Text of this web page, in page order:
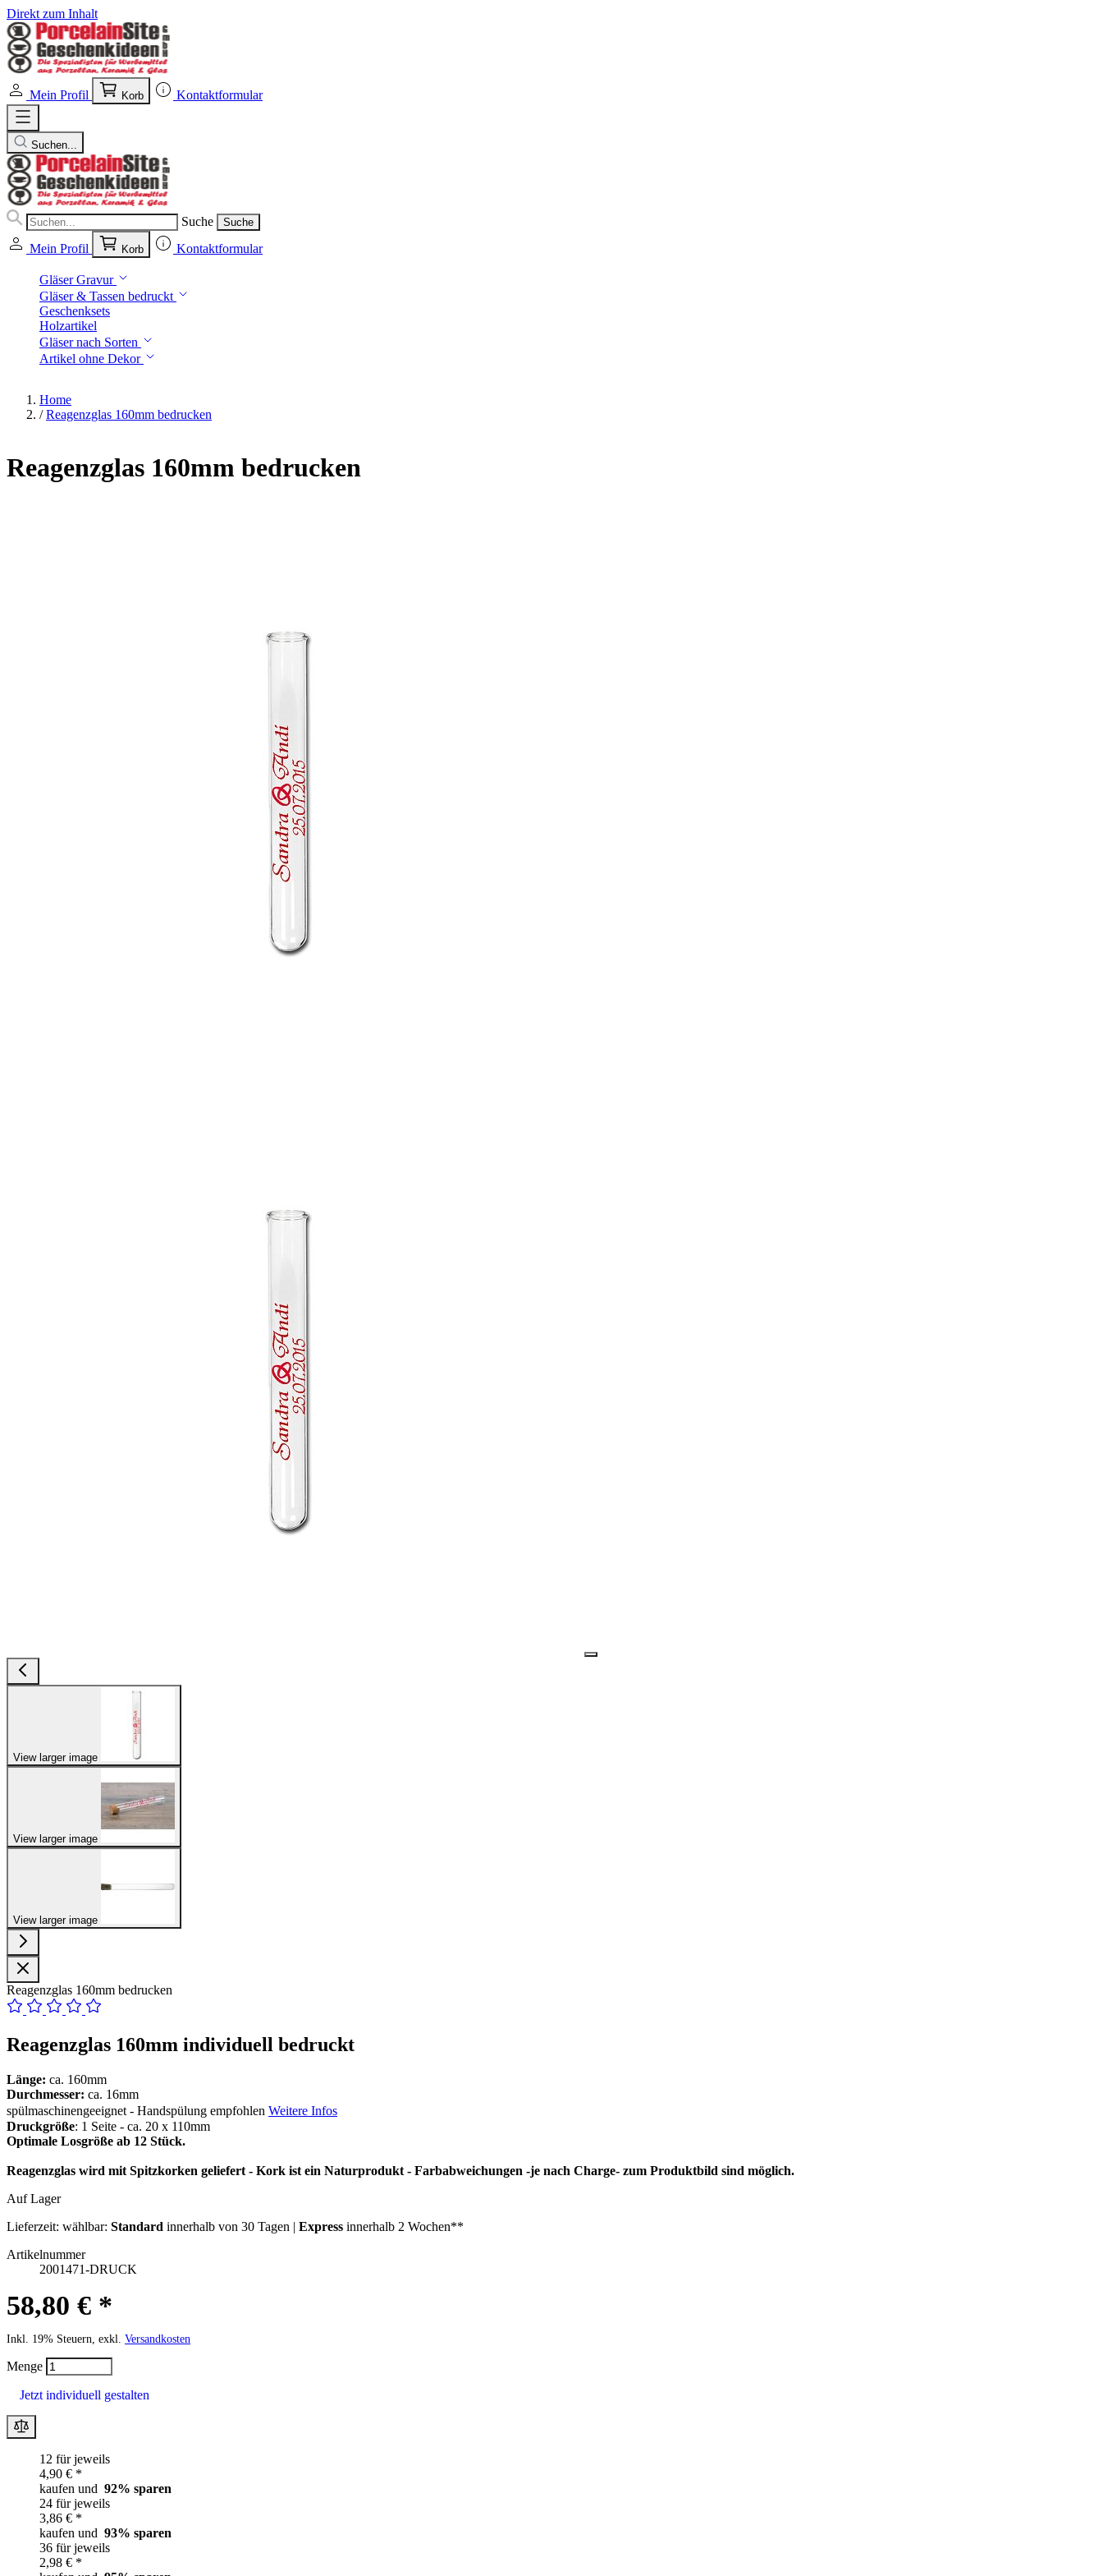
Direkt zum Inhalt
Mein Profil Korb Kontaktformular
Suchen...
Suche Suche
Mein Profil Korb Kontaktformular
Gläser Gravur
Gläser & Tassen bedruckt
Geschenksets
Holzartikel
Gläser nach Sorten
Artikel ohne Dekor
Home
/ Reagenzglas 160mm bedrucken
Reagenzglas 160mm bedrucken
View larger image
View larger image
View larger image
Reagenzglas 160mm bedrucken
Reagenzglas 160mm individuell bedruckt
Länge: ca. 160mm
Durchmesser: ca. 16mm
spülmaschinengeeignet - Handspülung empfohlen Weitere Infos
Druckgröße: 1 Seite - ca. 20 x 110mm
Optimale Losgröße ab 12 Stück.
Reagenzglas wird mit Spitzkorken geliefert - Kork ist ein Naturprodukt - Farbabweichungen -je nach Charge- zum Produktbild sind möglich.
Auf Lager
Lieferzeit: wählbar: Standard innerhalb von 30 Tagen | Express innerhalb 2 Wochen**
Artikelnummer
2001471-DRUCK
58,80 € *
Inkl. 19% Steuern, exkl. Versandkosten
Menge
Jetzt individuell gestalten
12 für jeweils
4,90 € *
kaufen und 92% sparen
24 für jeweils
3,86 € *
kaufen und 93% sparen
36 für jeweils
2,98 € *